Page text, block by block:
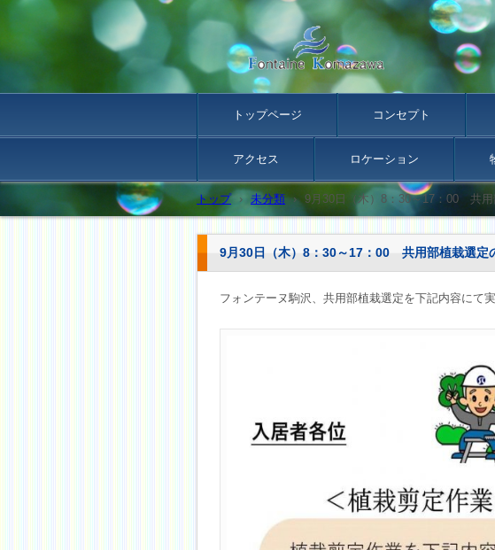
トップページ コンセプト
アクセス ロケーション
トップ › 未分類 › 9月30日（木）8：30～17：00 共
9月30日（木）8：30～17：00 共用部植栽選定
フォンテーヌ駒沢、共用部植栽選定を下記内容にて実